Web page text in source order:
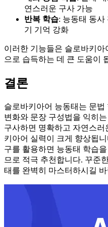
연스러운 구사 가능
반복 학습: 능동태 동사
기 기억 강화
이러한 기능들은 슬로바키
으로 습득하는 데 큰 도움이
결론
슬로바키아어 능동태는 문
변화와 문장 구성법을 익히
구사하면 명확하고 자연스
키아어 실력이 크게 향상됩
구를 활용하면 능동태 학습
므로 적극 추천합니다. 꾸준
태를 완벽히 마스터하시길